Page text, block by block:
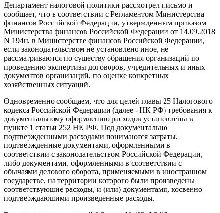
Департамент налоговой политики рассмотрел письмо и
сообщает, что в соответствии с Регламентом Министерства
финансов Российской Федерации, утвержденным приказом
Министерства финансов Российской Федерации от 14.09.2018
N 194н, в Министерстве финансов Российской Федерации,
если законодательством не установлено иное, не
рассматриваются по существу обращения организаций по
проведению экспертизы договоров, учредительных и иных
документов организаций, по оценке конкретных
хозяйственных ситуаций.
Одновременно сообщаем, что для целей главы 25 Налогового
кодекса Российской Федерации (далее - НК РФ) требования к
документальному оформлению расходов установлены в
пункте 1 статьи 252 НК РФ. Под документально
подтвержденными расходами понимаются затраты,
подтвержденные документами, оформленными в
соответствии с законодательством Российской Федерации,
либо документами, оформленными в соответствии с
обычаями делового оборота, применяемыми в иностранном
государстве, на территории которого были произведены
соответствующие расходы, и (или) документами, косвенно
подтверждающими произведенные расходы.